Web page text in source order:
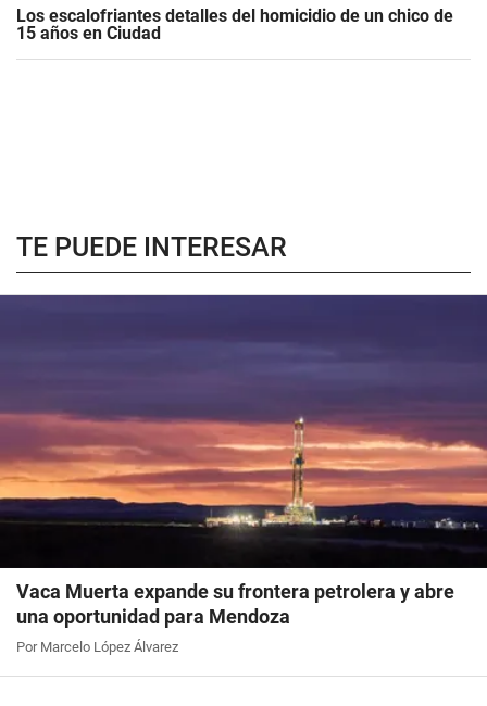
Los escalofriantes detalles del homicidio de un chico de
15 años en Ciudad
TE PUEDE INTERESAR
Vaca Muerta expande su frontera petrolera y abre
una oportunidad para Mendoza
Por Marcelo López Álvarez